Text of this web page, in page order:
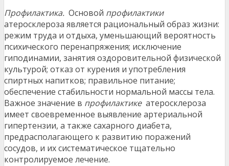
Профилактика. Основой профилактики
атеросклероза является рациональный образ жизни:
режим труда и отдыха, уменьшающий вероятность
психического перенапряжения; исключение
гиподинамии, занятия оздоровительной физической
культурой; отказ от курения и употребления
спиртных напитков; правильное питание;
обеспечение стабильности нормальной массы тела.
Важное значение в профилактикеатеросклероза
имеет своевременное выявление артериальной
гипертензии, а также сахарного диабета,
предрасполагающего к развитию поражений
сосудов, и их систематическое тщательно
контролируемое лечение.